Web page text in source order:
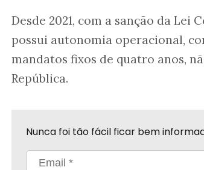
Desde 2021, com a sanção da Lei
possui autonomia operacional,
mandatos fixos de quatro anos,
República.
Nunca foi tão fácil ficar bem